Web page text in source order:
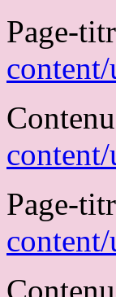
Page-
Page-